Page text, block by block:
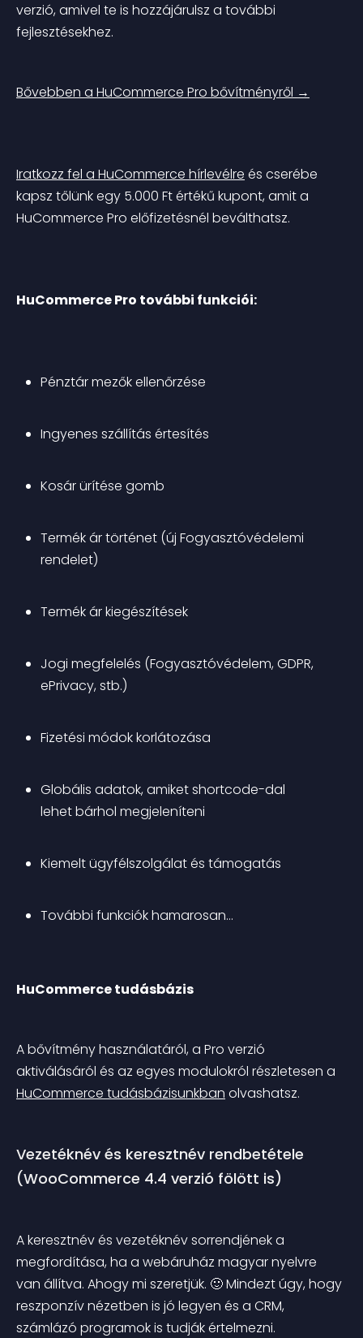
verzió, amivel te is hozzájárulsz a további
fejlesztésekhez.
Bővebben a HuCommerce Pro bővítményről →
Iratkozz fel a HuCommerce hírlevélre és cserébe
kapsz tőlünk egy 5.000 Ft értékű kupont, amit a
HuCommerce Pro előfizetésnél beválthatsz.
HuCommerce Pro további funkciói:
Pénztár mezők ellenőrzése
Ingyenes szállítás értesítés
Kosár ürítése gomb
Termék ár történet (új Fogyasztóvédelemi
rendelet)
Termék ár kiegészítések
Jogi megfelelés (Fogyasztóvédelem, GDPR,
ePrivacy, stb.)
Fizetési módok korlátozása
Globális adatok, amiket shortcode-dal
lehet bárhol megjeleníteni
Kiemelt ügyfélszolgálat és támogatás
További funkciók hamarosan…
HuCommerce tudásbázis
A bővítmény használatáról, a Pro verzió
aktiválásáról és az egyes modulokról részletesen a
HuCommerce tudásbázisunkban olvashatsz.
Vezetéknév és keresztnév rendbetétele
(WooCommerce 4.4 verzió fölött is)
A keresztnév és vezetéknév sorrendjének a
megfordítása, ha a webáruház magyar nyelvre
van állítva. Ahogy mi szeretjük. 🙂 Mindezt úgy, hogy
reszponzív nézetben is jó legyen és a CRM,
számlázó programok is tudják értelmezni.